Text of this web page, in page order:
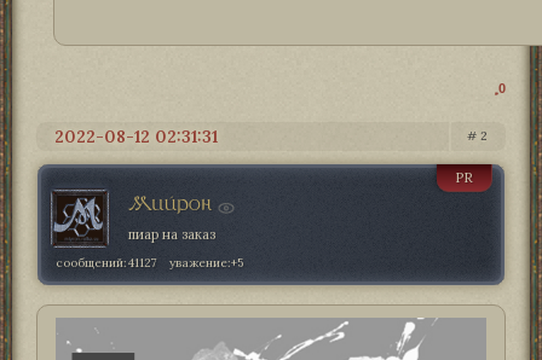
0
2
2022-08-12 02:31:31
Мийрон
PR
пиар на заказ
сообщений:41127 уважение:+5